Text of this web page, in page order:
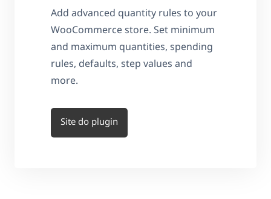
Add advanced quantity rules to your
WooCommerce store. Set minimum
and maximum quantities, spending
rules, defaults, step values and
more.
Site do plugin